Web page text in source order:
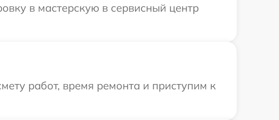
в мастерскую в сервисный центр
работ, время ремонта и приступим к